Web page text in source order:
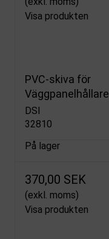
Visa produkten
PVC-skiva för
Väggpanelhållare
DSI
32810
På lager
370,00 SEK
(exkl. moms)
Visa produkten